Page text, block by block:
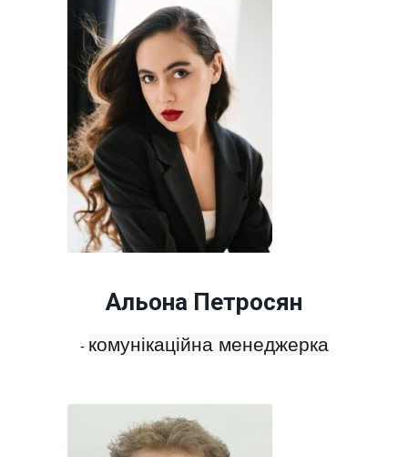
Альона Петросян
- комунікаційна менеджерка